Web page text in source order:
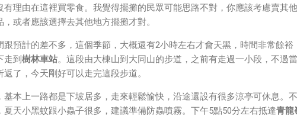
有理由在這裡買零食。我覺得擺攤的民眾可能思路不對，你應該考慮賣其
或者應該選擇去其他地方擺攤才對。
跟預計的差不多，這個季節，大概還有2小時左右才會天黑，時間非常餘裕
走到 樹林車站。這段由大棟山到大同山的步道，之前有走過一小段，不過
返了，今天剛好可以走完這段步道。
基本上一路都是下坡居多，走來輕鬆愉快，沿途還設有很多涼亭可休息。
夏天小黑蚊跟小蟲子很多，建議準備防蟲噴霧。下午5點50分左右抵達青龍